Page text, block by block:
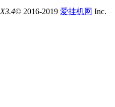
X3.4© 2016-2019 爱挂机网 Inc.